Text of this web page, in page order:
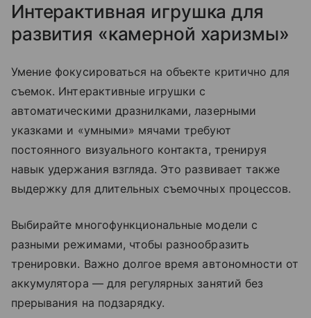
Интерактивная игрушка для
развития «камерной харизмы»
Умение фокусироваться на объекте критично для
съемок. Интерактивные игрушки с
автоматическими дразнилками, лазерными
указками и «умными» мячами требуют
постоянного визуального контакта, тренируя
навык удержания взгляда. Это развивает также
выдержку для длительных съемочных процессов.
Выбирайте многофункциональные модели с
разными режимами, чтобы разнообразить
тренировки. Важно долгое время автономности от
аккумулятора — для регулярных занятий без
прерывания на подзарядку.